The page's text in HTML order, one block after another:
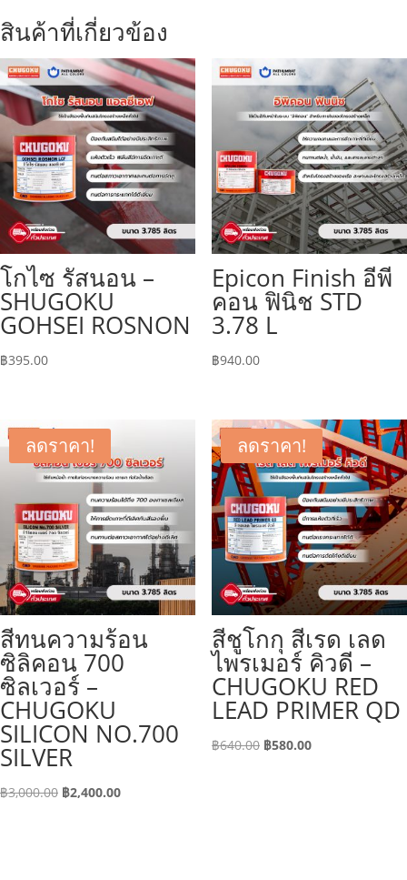
สินค้าที่เกี่ยวข้อง
โกไซ รัสนอน –
SHUGOKU
GOHSEI ROSNON
฿395.00
Epicon Finish อีพี
คอน ฟินิช STD
3.78 L
฿940.00
ลดราคา!
สีทนความร้อน
ซิลิคอน 700
ซิลเวอร์ –
CHUGOKU
SILICON NO.700
SILVER
฿3,000.00 Original
฿2,400.00Current
ลดราคา!
สีชูโกกุ สีเรด เลด
ไพรเมอร์ คิวดี –
CHUGOKU RED
LEAD PRIMER QD
฿640.00 Original
฿580.00Current